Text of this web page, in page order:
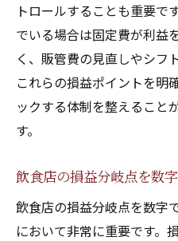
トロールすることも重要で
でいる場合は固定費が利益
く、販管費の見直しやシフ
これらの損益ポイントを明
ックする体制を整えること
す。
飲食店の損益分岐点を数
飲食店の損益分岐点を数字
において非常に重要です。